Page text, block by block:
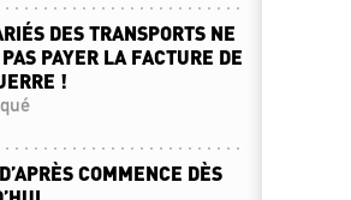
DES TRANSPORTS NE
PAYER LA FACTURE DE
!
COMMENCE DÈS